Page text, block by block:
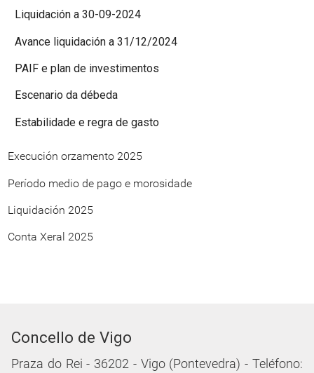
Liquidación a 30-09-2024
Avance liquidación a 31/12/2024
PAIF e plan de investimentos
Escenario da débeda
Estabilidade e regra de gasto
Execución orzamento 2025
Período medio de pago e morosidade
Liquidación 2025
Conta Xeral 2025
Concello de Vigo
Praza do Rei - 36202 - Vigo (Pontevedra) - Teléfono: